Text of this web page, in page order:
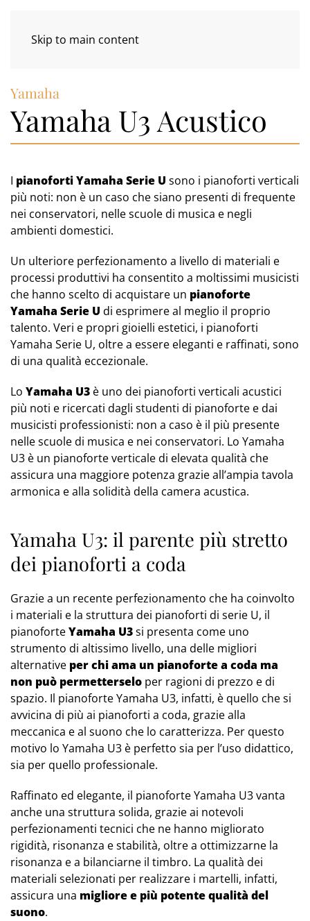
Skip to main content
Yamaha
Yamaha U3 Acustico
I pianoforti Yamaha Serie U sono i pianoforti verticali
più noti: non è un caso che siano presenti di frequente
nei conservatori, nelle scuole di musica e negli
ambienti domestici.
Un ulteriore perfezionamento a livello di materiali e
processi produttivi ha consentito a moltissimi musicisti
che hanno scelto di acquistare un pianoforte
Yamaha Serie U di esprimere al meglio il proprio
talento. Veri e propri gioielli estetici, i pianoforti
Yamaha Serie U, oltre a essere eleganti e raffinati, sono
di una qualità eccezionale.
Lo Yamaha U3 è uno dei pianoforti verticali acustici
più noti e ricercati dagli studenti di pianoforte e dai
musicisti professionisti: non a caso è il più presente
nelle scuole di musica e nei conservatori. Lo Yamaha
U3 è un pianoforte verticale di elevata qualità che
assicura una maggiore potenza grazie all’ampia tavola
armonica e alla solidità della camera acustica.
Yamaha U3: il parente più stretto
dei pianoforti a coda
Grazie a un recente perfezionamento che ha coinvolto
i materiali e la struttura dei pianoforti di serie U, il
pianoforteYamaha U3si presenta come uno
strumento di altissimo livello, una delle migliori
alternative per chi ama un pianoforte a coda ma
non può permetterselo per ragioni di prezzo e di
spazio. Il pianoforte Yamaha U3, infatti, è quello che si
avvicina di più ai pianoforti a coda, grazie alla
meccanica e al suono che lo caratterizza. Per questo
motivo lo Yamaha U3 è perfetto sia per l’uso didattico,
sia per quello professionale.
Raffinato ed elegante, il pianoforte Yamaha U3 vanta
anche una struttura solida, grazie ai notevoli
perfezionamenti tecnici che ne hanno migliorato
rigidità, risonanza e stabilità, oltre a ottimizzarne la
risonanza e a bilanciarne il timbro. La qualità dei
materiali selezionati per realizzare i martelli, infatti,
assicura una migliore e più potente qualità del
suono.